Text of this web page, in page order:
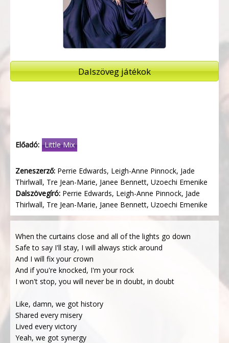
Dalszöveg játékok
Előadó: Little Mix
Zeneszerző: Perrie Edwards, Leigh-Anne Pinnock, Jade
Thirlwall, Tre Jean-Marie, Janee Bennett, Uzoechi Emenike
Dalszövegíró: Perrie Edwards, Leigh-Anne Pinnock, Jade
Thirlwall, Tre Jean-Marie, Janee Bennett, Uzoechi Emenike
When the curtains close and all of the lights go down
Safe to say I'll stay, I will always stick around
And I will fix your crown
And if you're knocked, I'm your rock
I won't stop, you will never be in doubt, in doubt
Like, damn, we got history
Shared every misery
Lived every victory
Yeah, we got synergy